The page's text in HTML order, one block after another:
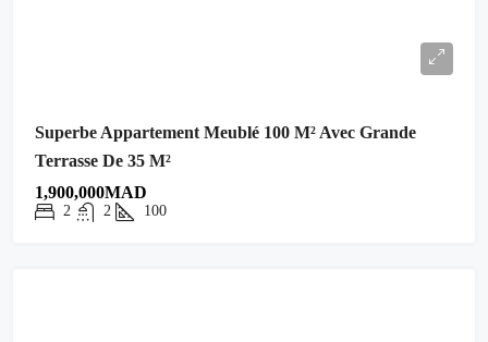
Superbe Appartement Meublé 100 M² Avec Grande
Terrasse De 35 M²
1,900,000MAD
2 2 100